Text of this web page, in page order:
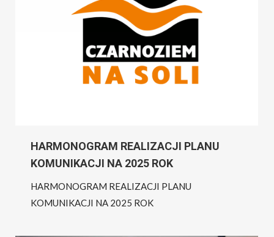
HARMONOGRAM REALIZACJI PLANU
KOMUNIKACJI NA 2025 ROK
HARMONOGRAM REALIZACJI PLANU
KOMUNIKACJI NA 2025 ROK